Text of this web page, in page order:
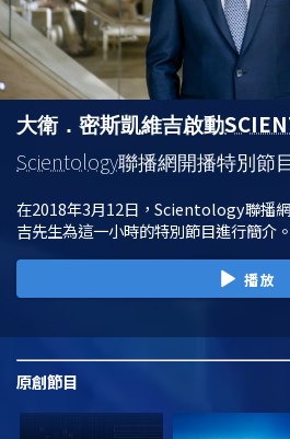
大衛．密斯凱維吉啟動
Scientology聯播網開播特別節
在2018年3月12日，Scientology聯播
吉先生為這一小時的特別節目進行簡介。
播放
原創節目